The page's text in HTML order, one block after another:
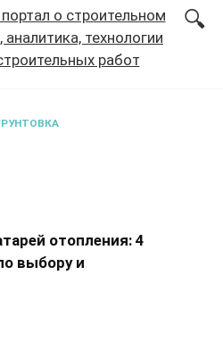
отопления: 4
выбору и